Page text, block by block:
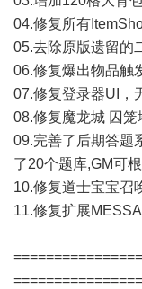
04.修复所有
05.去除原版遗留的
06.修复爆出物品触
07.修复登录器UI，
08.修复魔龙城 囚
09.完善了后期答题
了20个题库,GM可
10.修复道士宝宝召
11.修复扩展
================